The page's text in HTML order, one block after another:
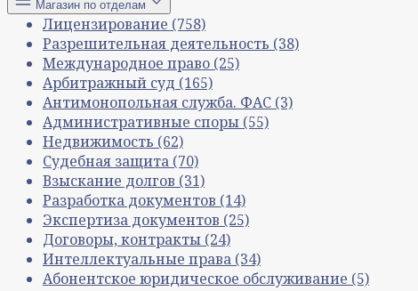
Магазин по отделам
Лицензирование (758)
Разрешительная деятельность (38)
Международное право (25)
Арбитражный суд (165)
Антимонопольная служба. ФАС (3)
Административные споры (55)
Недвижимость (62)
Судебная защита (70)
Взыскание долгов (31)
Разработка документов (14)
Экспертиза документов (25)
Договоры, контракты (24)
Интеллектуальные права (34)
Абонентское юридическое обслуживание (5)